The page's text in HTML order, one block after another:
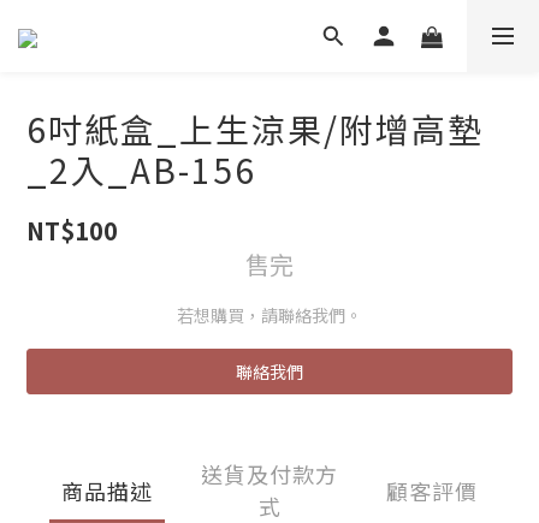
6吋紙盒_上生涼果/附增高墊
_2入_AB-156
NT$100
售完
若想購買，請聯絡我們。
聯絡我們
商品描述
送貨及付款方
式
顧客評價